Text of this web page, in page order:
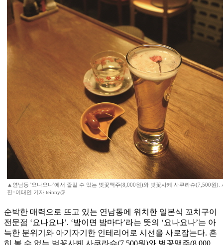
▲연남동 '요나요나'에서 즐길 수 있는 벚꽃맥주(8,000원)와 벚꽃사케 사쿠라슈(7,500원).
진=이태인 기자 teinny@
순박한 매력으로 뜨고 있는 연남동에 위치한 일본식 꼬치구이
전문점 ‘요나요나’. ‘밤이면 밤마다’라는 뜻의 ‘요나요나’는 아
늑한 분위기와 아기자기한 인테리어로 시선을 사로잡는다. 흔